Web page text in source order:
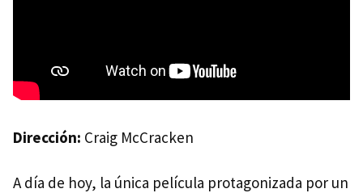
Dirección: Craig McCracken
A día de hoy, la única película protagonizada por un